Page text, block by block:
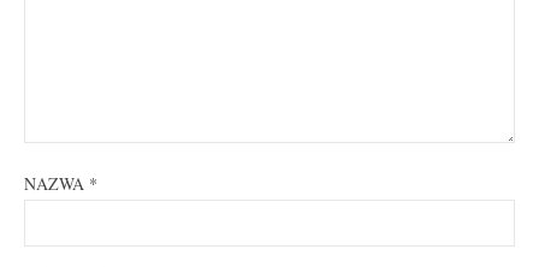
NAZWA *